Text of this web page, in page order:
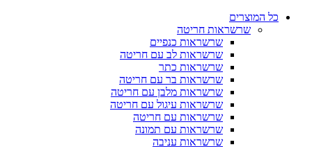
כל המוצרים
שרשראות חריטה
שרשראות כנפיים
שרשראות לב עם חריטה
שרשראות כתר
שרשראות בר עם חריטה
שרשראות מלבן עם חריטה
שרשראות עיגול עם חריטה
שרשראות עם חריטה
שרשראות עם תמונה
שרשראות עניבה